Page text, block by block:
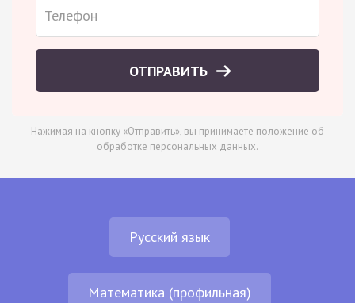
ОТПРАВИТЬ
Нажимая на кнопку «Отправить», вы принимаете положение об
обработке персональных данных.
Русский язык
Математика (профильная)